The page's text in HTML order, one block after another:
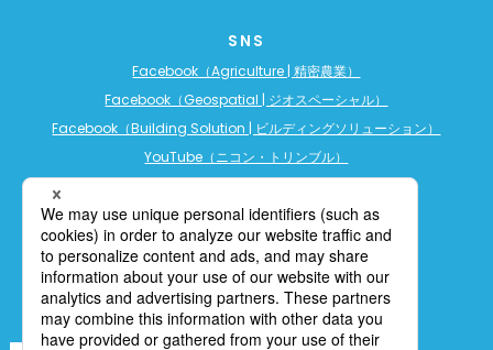
SNS
Facebook（Agriculture | 精密農業）
Facebook（Geospatial | ジオスペーシャル）
Facebook（Building Solution | ビルディングソリューション）
YouTube（ニコン・トリンブル）
YouTube（ビルディングソリューション）
LINE公式アカウント（精密農業）